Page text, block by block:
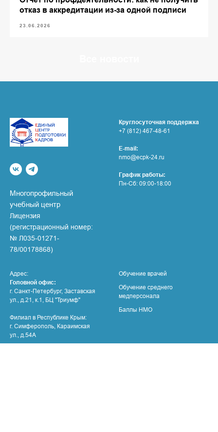
отказ в аккредитации из-за одной подписи
23.06.2026
Многопрофильный
учебный центр
Лицензия
(регистрационный номер:
№ Л035-01271-
78/00178868)
Круглосуточная поддержка
+7 (812) 467-48-61
E-mail:
nmo@ecpk-24.ru
График работы:
Пн-Сб: 09:00-18:00
Адрес:
Головной офис:
г. Санкт-Петербург, Заставская
ул., д.21, к.1, БЦ "Триумф"
Филиал в Республике Крым:
г. Симферополь, Караимская
ул., д.54А
Обучение врачей
Обучение среднего
медперсонала
Баллы НМО